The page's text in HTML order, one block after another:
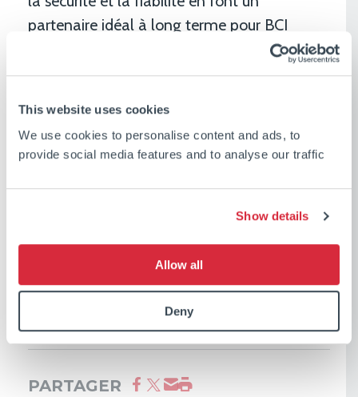
This website uses cookies
We use cookies to personalise content and ads, to
provide social media features and to analyse our traffic
Show details
Allow all
Deny
partenaire idéal à long terme pour BCI
au printemps 2026 avec une livraison
prévue à la mi-2027. Entre-temps, dès la
deuxième moitié de 2026, CSL mettra en
service un navire affrété à temps pour
assurer les services de transbordement au
nouveau navire dédié.
PARTAGER